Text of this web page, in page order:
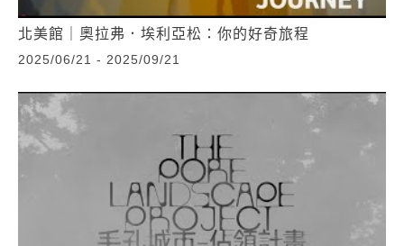
北美館｜奧拉弗．埃利亞松：你的好奇旅程
2025/06/21 - 2025/09/21